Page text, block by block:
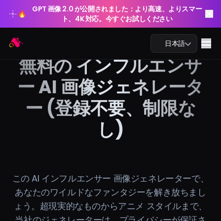
🔥
GPT 画像 2.0 が公開されました：より高速、よりスマー
ト、4K 対応。今すぐお試しください
日本語
AIチャット
AI動画
AIツール
🔥
GPT 画像 2.0 が公開されました：より高速、よりスマー
無料の インフルエンサ
ー AI 画像ジェネレータ
ー (登録不要、制限な
し)
この AI インフルエンサー 画像ジェネレーターで、
あなたのワイルドなファンタジーを解き放ちまし
ょう。超現実的なものからアニメ スタイルまで、